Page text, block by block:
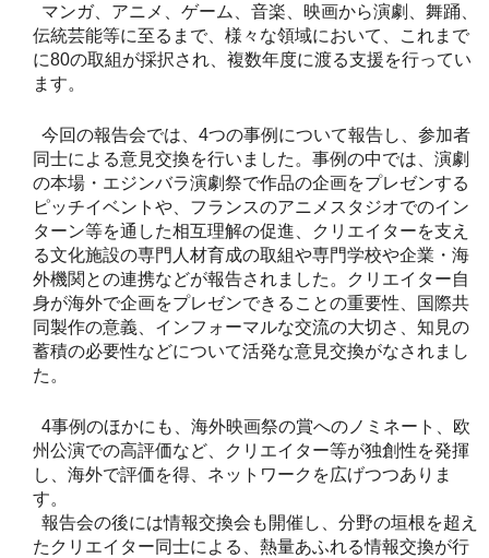
マンガ、アニメ、ゲーム、音楽、映画から演劇、舞踊、
伝統芸能等に至るまで、様々な領域において、これまで
に80の取組が採択され、複数年度に渡る支援を行ってい
ます。
今回の報告会では、4つの事例について報告し、参加者
同士による意見交換を行いました。事例の中では、演劇
の本場・エジンバラ演劇祭で作品の企画をプレゼンする
ピッチイベントや、フランスのアニメスタジオでのイン
ターン等を通した相互理解の促進、クリエイターを支え
る文化施設の専門人材育成の取組や専門学校や企業・海
外機関との連携などが報告されました。クリエイター自
身が海外で企画をプレゼンできることの重要性、国際共
同製作の意義、インフォーマルな交流の大切さ、知見の
蓄積の必要性などについて活発な意見交換がなされまし
た。
4事例のほかにも、海外映画祭の賞へのノミネート、欧
州公演での高評価など、クリエイター等が独創性を発揮
し、海外で評価を得、ネットワークを広げつつありま
す。
報告会の後には情報交換会も開催し、分野の垣根を超え
たクリエイター同士による、熱量あふれる情報交換が行